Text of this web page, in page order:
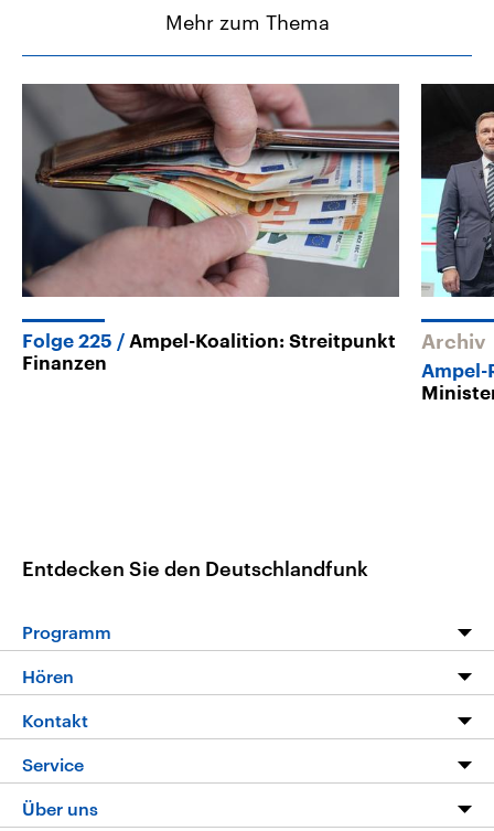
Mehr zum Thema
Folge 225
Ampel-Koalition: Streitpunkt
Finanzen
Archiv
Ampel-
Entdecken Sie den Deutschlandfunk
Programm
Programm
Die Nachrichten
Nachrichtenleicht
Neue Beiträge auf dlf.de
Hören
Livestream
Podcasts
Deutschlandfunk App
Kontakt
Hörerservice
Service
FAQ
Über uns